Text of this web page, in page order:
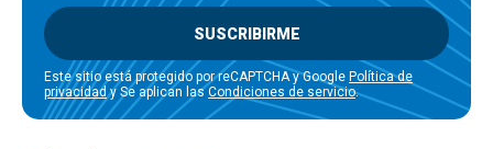
SUSCRIBIRME
Este sitio está protegido por reCAPTCHA y Google Política de
privacidad y Se aplican lasCondiciones de servicio.